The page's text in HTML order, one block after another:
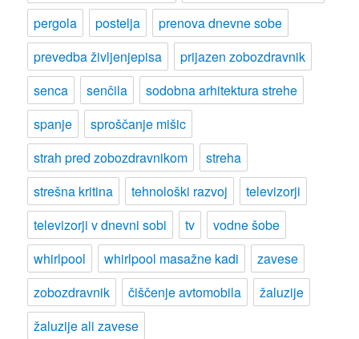
pergola
postelja
prenova dnevne sobe
prevedba življenjepisa
prijazen zobozdravnik
senca
senčila
sodobna arhitektura strehe
spanje
sproščanje mišic
strah pred zobozdravnikom
streha
strešna kritina
tehnološki razvoj
televizorji
televizorji v dnevni sobi
tv
vodne šobe
whirlpool
whirlpool masažne kadi
zavese
zobozdravnik
čiščenje avtomobila
žaluzije
žaluzije ali zavese